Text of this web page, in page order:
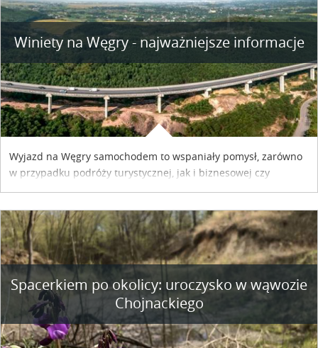
Winiety na Węgry - najważniejsze informacje
Wyjazd na Węgry samochodem to wspaniały pomysł, zarówno
w przypadku podróży turystycznej, jak i biznesowej czy
służbowej. Pamiętać tylko trzeba o wykupieniu winiety, co
współpracy reklamowej z Hungary Vignette.
Spacerkiem po okolicy: uroczysko w wąwozie
Chojnackiego